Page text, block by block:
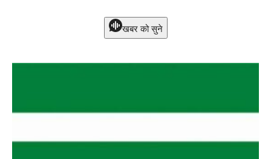
खबर को सुने